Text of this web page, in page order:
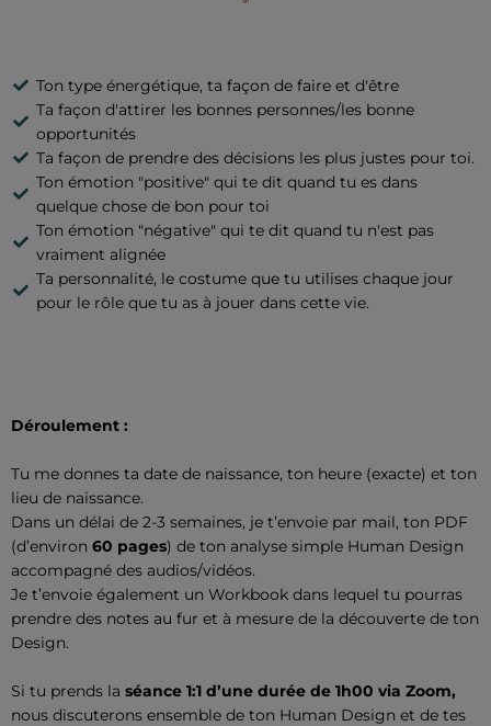
Ton type énergétique, ta façon de faire et d'être
Ta façon d'attirer les bonnes personnes/les bonne
opportunités
Ta façon de prendre des décisions les plus justes pour toi.
Ton émotion "positive" qui te dit quand tu es dans
quelque chose de bon pour toi
Ton émotion "négative" qui te dit quand tu n'est pas
vraiment alignée
Ta personnalité, le costume que tu utilises chaque jour
pour le rôle que tu as à jouer dans cette vie.
Déroulement :
Tu me donnes ta date de naissance, ton heure (exacte) et ton
lieu de naissance.
Dans un délai de 2-3 semaines, je t’envoie par mail, ton PDF
(d’environ 60 pages) de ton analyse simple Human Design
accompagné des audios/vidéos.
Je t’envoie également un Workbook dans lequel tu pourras
prendre des notes au fur et à mesure de la découverte de ton
Design.
Si tu prends la séance 1:1 d’une durée de 1h00 via Zoom,
nous discuterons ensemble de ton Human Design et de tes